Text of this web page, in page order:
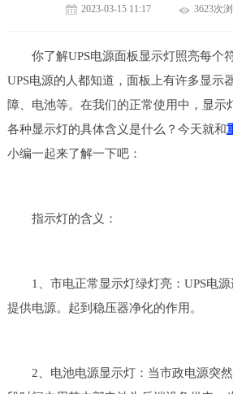
2023-03-15 11:17 3623次
你了解UPS电源面板显示灯照亮每个
UPS电源的人都知道，面板上有许多显示
障、电池等。在我们的正常使用中，显示
各种显示灯的具体含义是什么？今天就和
小编一起来了解一下吧：
指示灯的含义：
1、市电正常显示灯绿灯亮：UPS电源
提供电源。起到稳压器净化的作用。
2、电池电源显示灯：当市政电源突然